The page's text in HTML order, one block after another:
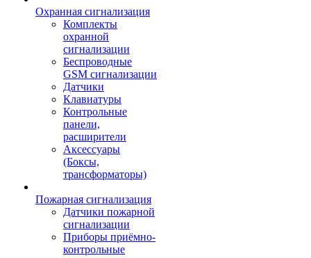
Охранная сигнализация
Комплекты
охранной
сигнализации
Беспроводные
GSM сигнализации
Датчики
Клавиатуры
Контрольные
панели,
расширители
Аксессуары
(Боксы,
трансформаторы)
Пожарная сигнализация
Датчики пожарной
сигнализации
Приборы приёмно-
контрольные